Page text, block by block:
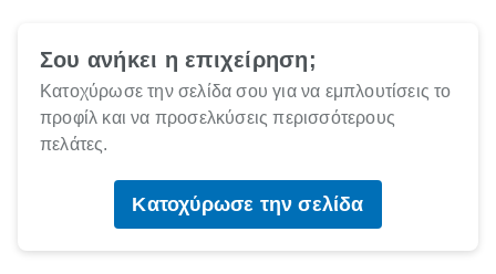
Σου ανήκει η επιχείρηση;
Κατοχύρωσε την σελίδα σου για να εμπλουτίσεις το
προφίλ και να προσελκύσεις περισσότερους
πελάτες.
Κατοχύρωσε την σελίδα